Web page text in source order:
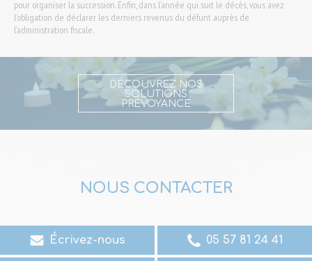
pour organiser la succession. Enfin, dans l’année qui suit le décès, vous avez
l’obligation de déclarer les derniers revenus du défunt auprès de
l’administration fiscale.
DÉCOUVREZ NOS
SOLUTIONS
PRÉVOYANCE
NOUS CONTACTER
Écrivez-nous 05 57 81 24 41